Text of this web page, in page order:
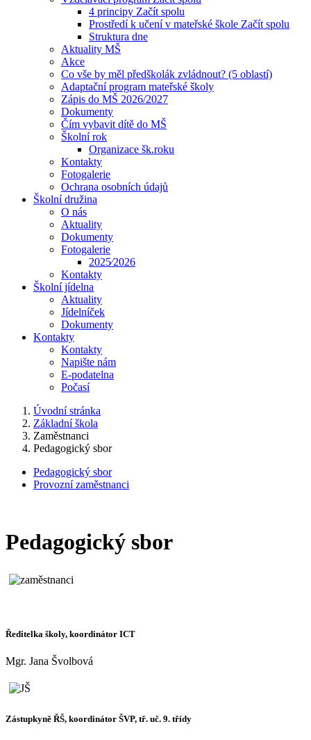
4 principy Začít spolu
Prostředí k učení v mateřské škole Začít spolu
Struktura dne
Aktuality MŠ
Akce
Co vše by měl předškolák zvládnout? (5 oblastí)
Adaptační program mateřské školy
Zápis do MŠ 2026/2027
Dokumenty
Čím vybavit dítě do MŠ
Školní rok
Organizace šk.roku
Kontakty
Fotogalerie
Ochrana osobních údajů
Školní družina
O nás
Aktuality
Dokumenty
Fotogalerie
2025⁄2026
Kontakty
Školní jídelna
Aktuality
Jídelníček
Dokumenty
Kontakty
Kontakty
Napište nám
E-podatelna
Počasí
Úvodní stránka
Základní škola
Zaměstnanci
Pedagogický sbor
Pedagogický sbor
Provozní zaměstnanci
Pedagogický sbor
Ředitelka školy, koordinátor ICT
Mgr. Jana Švolbová
Zástupkyně ŘŠ, koordinátor ŠVP, tř. uč. 9. třídy